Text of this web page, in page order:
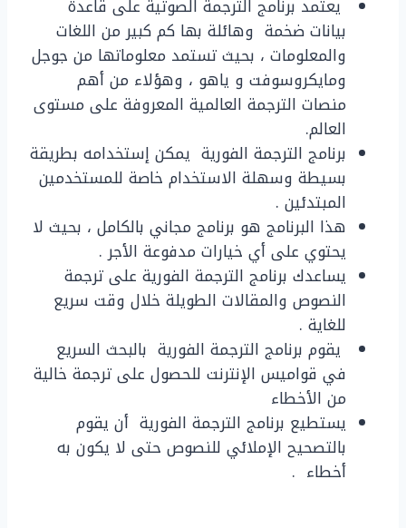
يعتمد برنامج الترجمة الصوتية على قاعدة
بيانات ضخمة وهائلة بها كم كبير من اللغات
والمعلومات ، بحيث تستمد معلوماتها من جوجل
ومايكروسوفت و ياهو ، وهؤلاء من أهم
منصات الترجمة العالمية المعروفة على مستوى
العالم.
برنامج الترجمة الفورية يمكن إستخدامه بطريقة
بسيطة وسهلة الاستخدام خاصة للمستخدمين
المبتدئين .
هذا البرنامج هو برنامج مجاني بالكامل ، بحيث لا
يحتوي على أي خيارات مدفوعة الأجر .
يساعدك برنامج الترجمة الفورية على ترجمة
النصوص والمقالات الطويلة خلال وقت سريع
للغاية .
يقوم برنامج الترجمة الفورية بالبحث السريع
في قواميس الإنترنت للحصول على ترجمة خالية
من الأخطاء
يستطيع برنامج الترجمة الفورية أن يقوم
بالتصحيح الإملائي للنصوص حتى لا يكون به
أخطاء .